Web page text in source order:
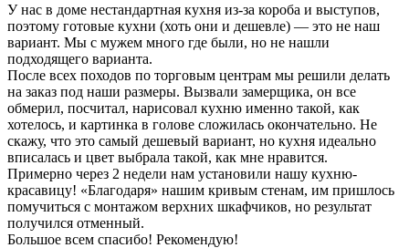
У нас в доме нестандартная кухня из-за короба и выступов,
поэтому готовые кухни (хоть они и дешевле) — это не наш
вариант. Мы с мужем много где были, но не нашли
подходящего варианта.
После всех походов по торговым центрам мы решили делать
на заказ под наши размеры. Вызвали замерщика, он все
обмерил, посчитал, нарисовал кухню именно такой, как
хотелось, и картинка в голове сложилась окончательно. Не
скажу, что это самый дешевый вариант, но кухня идеально
вписалась и цвет выбрала такой, как мне нравится.
Примерно через 2 недели нам установили нашу кухню-
красавицу! «Благодаря» нашим кривым стенам, им пришлось
помучиться с монтажом верхних шкафчиков, но результат
получился отменный.
Большое всем спасибо! Рекомендую!